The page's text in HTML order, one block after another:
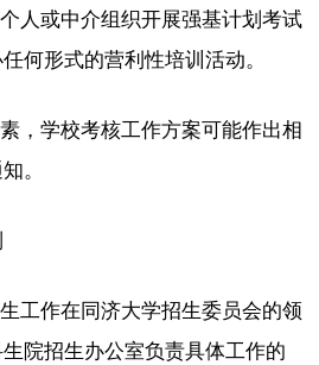
人或中介组织开展强基计划考试
何形式的营利性培训活动。
，学校考核工作方案可能作出相
。
工作在同济大学招生委员会的领
院招生办公室负责具体工作的